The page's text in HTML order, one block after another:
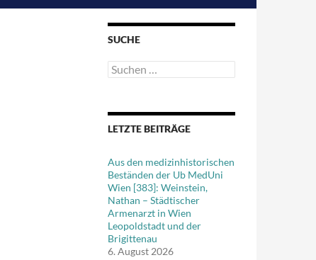
SUCHE
Suchen
nach:
LETZTE BEITRÄGE
Aus den medizinhistorischen
Beständen der Ub MedUni
Wien [383]: Weinstein,
Nathan – Städtischer
Armenarzt in Wien
Leopoldstadt und der
Brigittenau
6. August 2026